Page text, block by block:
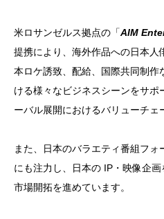
米ロサンゼルス拠点の「AIM
提携により、海外作品への日本人
本ロケ誘致、配給、国際共同制作
ける様々なビジネスシーンをサポ
ーバル展開におけるバリューチェ
また、日本のバラエティ番組フ
にも注力し、日本の IP・映像企
市場開拓を進めています。